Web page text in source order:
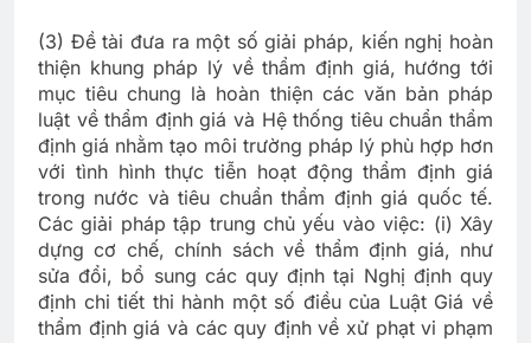
(3) Đề tài đưa ra một số giải pháp, kiến nghị hoàn
thiện khung pháp lý về thẩm định giá, hướng tới
mục tiêu chung là hoàn thiện các văn bản pháp
luật về thẩm định giá và Hệ thống tiêu chuẩn thẩm
định giá nhằm tạo môi trường pháp lý phù hợp hơn
với tình hình thực tiễn hoạt động thẩm định giá
trong nước và tiêu chuẩn thẩm định giá quốc tế.
Các giải pháp tập trung chủ yếu vào việc: (i) Xây
dựng cơ chế, chính sách về thẩm định giá, như
sửa đổi, bổ sung các quy định tại Nghị định quy
định chi tiết thi hành một số điều của Luật Giá về
thẩm định giá và các quy định về xử phạt vi phạm